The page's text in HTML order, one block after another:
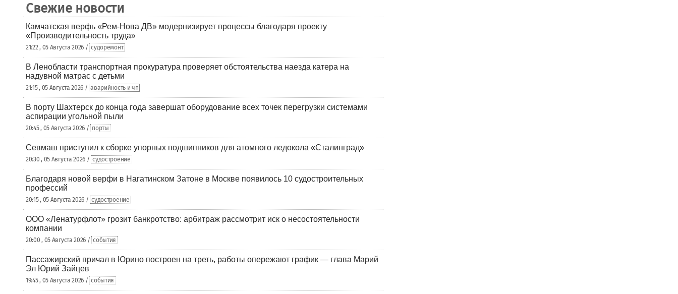
Свежие новости
Камчатская верфь «Рем-Нова ДВ» модернизирует процессы благодаря проекту
«Производительность труда»
21:22 , 05 Августа 2026 / судоремонт
В Ленобласти транспортная прокуратура проверяет обстоятельства наезда катера на
надувной матрас с детьми
21:15 , 05 Августа 2026 / аварийность и чп
В порту Шахтерск до конца года завершат оборудование всех точек перегрузки системами
аспирации угольной пыли
20:45 , 05 Августа 2026 / порты
Севмаш приступил к сборке упорных подшипников для атомного ледокола «Сталинград»
20:30 , 05 Августа 2026 / судостроение
Благодаря новой верфи в Нагатинском Затоне в Москве появилось 10 судостроительных
профессий
20:15 , 05 Августа 2026 / судостроение
ООО «Ленатурфлот» грозит банкротство: арбитраж рассмотрит иск о несостоятельности
компании
20:00 , 05 Августа 2026 / события
Пассажирский причал в Юрино построен на треть, работы опережают график — глава Марий
Эл Юрий Зайцев
19:45 , 05 Августа 2026 / события